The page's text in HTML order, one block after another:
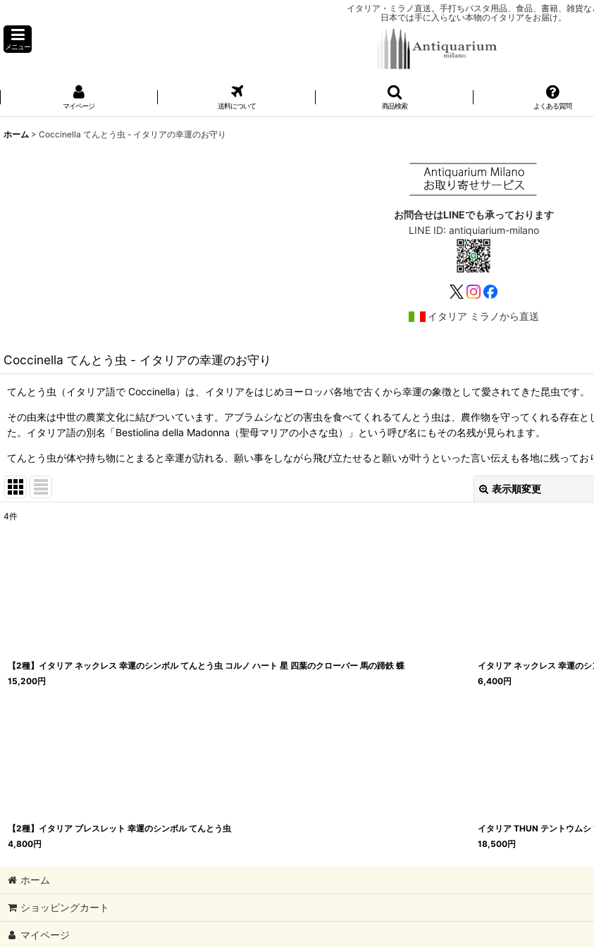
イタリア・ミラノ直送。手打ちパスタ用品、食品、書籍、雑貨な
日本では手に入らない本物のイタリアをお届け。
メニュー
マイページ 送料について 商品検索 よくある質問
ホーム > Coccinella てんとう虫 - イタリアの幸運のお守り
お問合せはLINEでも承っております
LINE ID: antiquiarium-milano
イタリア ミラノから直送
Coccinella てんとう虫 - イタリアの幸運のお守り
てんとう虫（イタリア語で Coccinella）は、イタリアをはじめヨーロッパ各地で古くから幸運の象徴として愛されてきた昆虫です。
その由来は中世の農業文化に結びついています。アブラムシなどの害虫を食べてくれるてんとう虫は、農作物を守ってくれる存在
た。イタリア語の別名「Bestiolina della Madonna（聖母マリアの小さな虫）」という呼び名にもその名残が見られます。
てんとう虫が体や持ち物にとまると幸運が訪れる、願い事をしながら飛び立たせると願いが叶うといった言い伝えも各地に残って
表示順変更
4件
【2種】イタリア ネックレス 幸運のシンボル てんとう虫 コルノ ハート 星 四葉のクローバー 馬の蹄鉄 蝶
15,200円
イタリア ネックレス 幸運の
6,400円
【2種】イタリア ブレスレット 幸運のシンボル てんとう虫
4,800円
イタリア THUN テントウム
18,500円
ホーム
ショッピングカート
マイページ